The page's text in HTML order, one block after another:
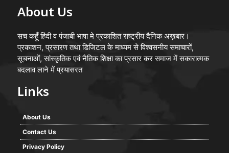
About Us
सच कहूँ हिंदी व पंजाबी भाषा मे प्रकाशित राष्ट्रीय दैनिक अख़बार।
प्रकाशन, प्रसारण तथा डिजिटल के माध्यम से विश्वसनीय समाचारों,
सूचनाओं, सांस्कृतिक एवं नैतिक शिक्षा का प्रसार कर समाज में सकारात्मक
बदलाव लाने में प्रयासरत
Links
About Us
Contact Us
Privacy Policy